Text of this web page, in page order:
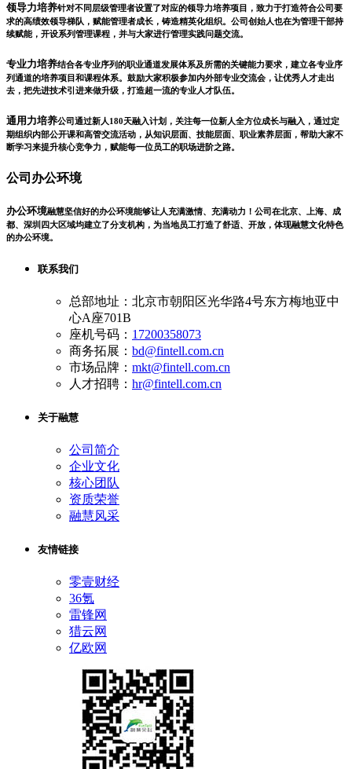
领导力培养针对不同层级管理者设置了对应的领导力培养项目，致力于打造符合公司要
求的高绩效领导梯队，赋能管理者成长，铸造精英化组织。公司创始人也在为管理干部持
续赋能，开设系列管理课程，并与大家进行管理实践问题交流。
专业力培养结合各专业序列的职业通道发展体系及所需的关键能力要求，建立各专业序
列通道的培养项目和课程体系。鼓励大家积极参加内外部专业交流会，让优秀人才走出
去，把先进技术引进来做升级，打造超一流的专业人才队伍。
通用力培养公司通过新人180天融入计划，关注每一位新人全方位成长与融入，通过定
期组织内部公开课和高管交流活动，从知识层面、技能层面、职业素养层面，帮助大家不
断学习来提升核心竞争力，赋能每一位员工的职场进阶之路。
公司办公环境
办公环境融慧坚信好的办公环境能够让人充满激情、充满动力！公司在北京、上海、成
都、深圳四大区域均建立了分支机构，为当地员工打造了舒适、开放，体现融慧文化特色
的办公环境。
联系我们
总部地址：北京市朝阳区光华路4号东方梅地亚中
心A座701B
座机号码： 17200358073
商务拓展： bd@fintell.com.cn
市场品牌： mkt@fintell.com.cn
人才招聘： hr@fintell.com.cn
关于融慧
公司简介
企业文化
核心团队
资质荣誉
融慧风采
友情链接
零壹财经
36氪
雷锋网
猎云网
亿欧网